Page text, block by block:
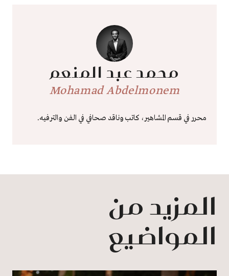
محمد عبد المنعم
Mohamad Abdelmonem
محرر في قسم المشاهير، كاتب وناقد صحافي في الفن والترفيه.
المزيد من
المواضيع